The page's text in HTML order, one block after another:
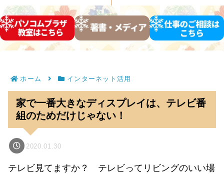
ホーム インターネット活用
家で一番大きなディスプレイは、テレビ番
組のためだけじゃない！
2020.01.30
テレビ見てますか？ テレビってリビングのいい場